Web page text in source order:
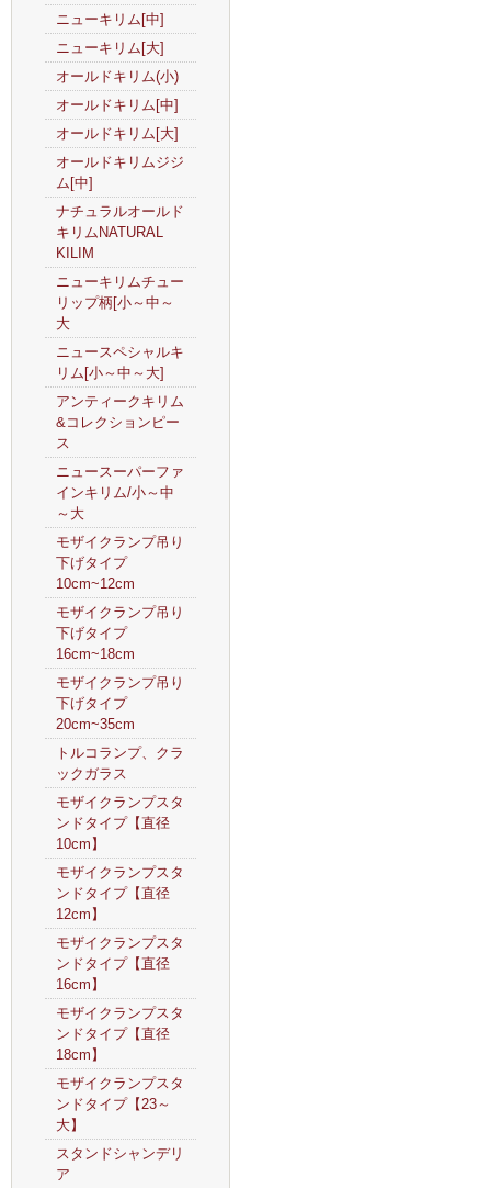
ニューキリム[中]
ニューキリム[大]
オールドキリム(小)
オールドキリム[中]
オールドキリム[大]
オールドキリムジジ
ム[中]
ナチュラルオールド
キリムNATURAL
KILIM
ニューキリムチュー
リップ柄[小～中～
大
ニュースペシャルキ
リム[小～中～大]
アンティークキリム
&コレクションピー
ス
ニュースーパーファ
インキリム/小～中
～大
モザイクランプ吊り
下げタイプ
10cm~12cm
モザイクランプ吊り
下げタイプ
16cm~18cm
モザイクランプ吊り
下げタイプ
20cm~35cm
トルコランプ、クラ
ックガラス
モザイクランプスタ
ンドタイプ【直径
10cm】
モザイクランプスタ
ンドタイプ【直径
12cm】
モザイクランプスタ
ンドタイプ【直径
16cm】
モザイクランプスタ
ンドタイプ【直径
18cm】
モザイクランプスタ
ンドタイプ【23～
大】
スタンドシャンデリ
ア